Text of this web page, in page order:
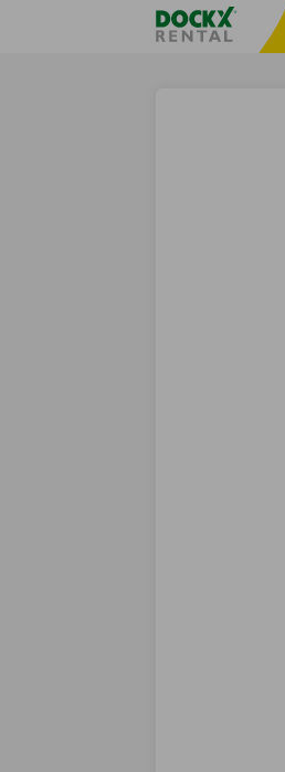
Taalselectie overslaanFratello DEMO